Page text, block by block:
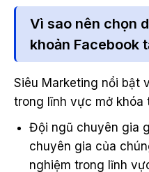
Vì sao nên chọn
khoản Facebook
Siêu Marketing nổi bật
trong lĩnh vực mở khóa
Đội ngũ chuyên gia
chuyên gia của
nghiệm trong lĩnh